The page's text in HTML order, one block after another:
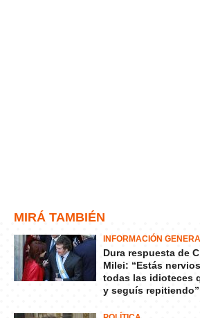
MIRÁ TAMBIÉN
INFORMACIÓN
Dura respuesta de
Milei: “Estás
todas las idioteces
y seguís repitiendo”